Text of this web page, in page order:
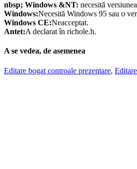
nbsp; Windows &NT: necesită
Windows:Necesită Windows 95 sau o
Windows CE:Neacceptat.
Antet:A declarat în richole.h.
A se vedea, de asemenea
Editare bogat controale prezentare,